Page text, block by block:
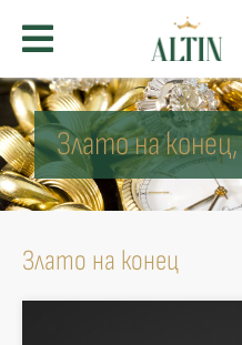
Злато на
Злато на конец